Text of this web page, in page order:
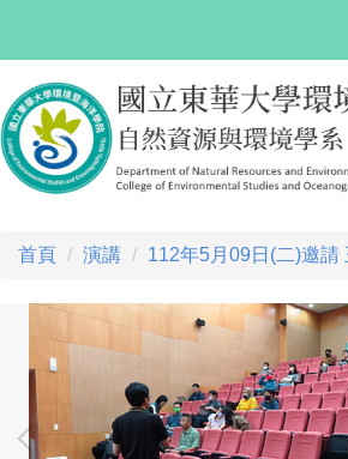
要
內
容
區
首頁 演講 112年5月09日(二)邀請